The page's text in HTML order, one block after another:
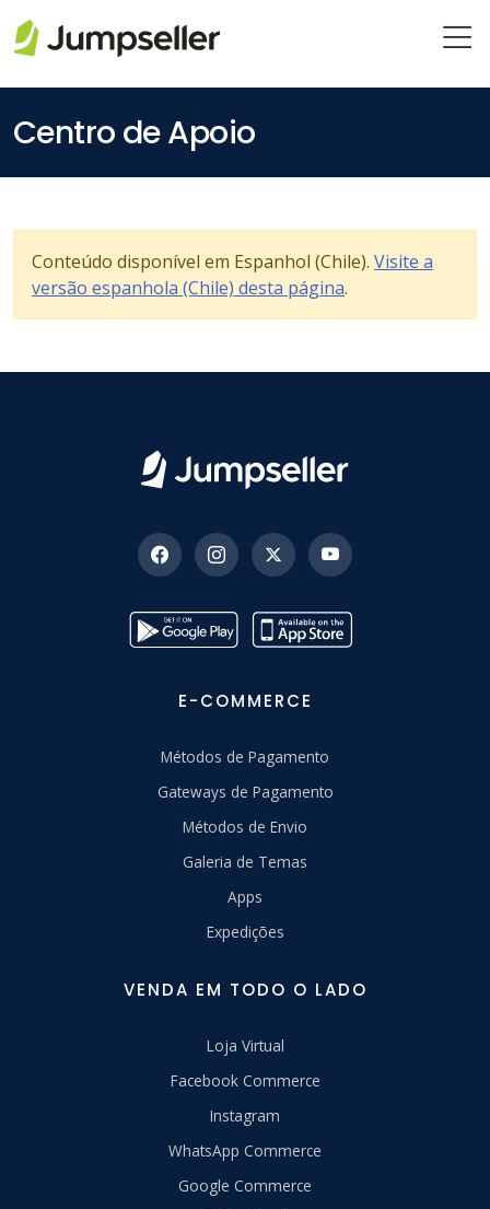
Centro de Apoio
Conteúdo disponível em Espanhol (Chile). Visite a
versão espanhola (Chile) desta página.
E-COMMERCE
Métodos de Pagamento
Gateways de Pagamento
Métodos de Envio
Galeria de Temas
Apps
Expedições
VENDA EM TODO O LADO
Loja Virtual
Facebook Commerce
Instagram
WhatsApp Commerce
Google Commerce